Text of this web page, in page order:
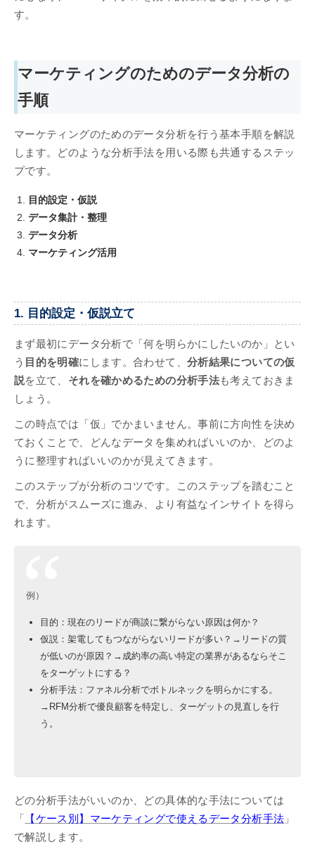
す。
マーケティングのためのデータ分析の
手順
マーケティングのためのデータ分析を行う基本手順を解説
します。どのような分析手法を用いる際も共通するステッ
プです。
目的設定・仮説
データ集計・整理
データ分析
マーケティング活用
1. 目的設定・仮説立て
まず最初にデータ分析で「何を明らかにしたいのか」とい
う 目的を明確にします。合わせて、 分析結果についての仮
説を立て、 それを確かめるための分析手法も考えておきま
しょう。
この時点では「仮」でかまいません。事前に方向性を決め
ておくことで、どんなデータを集めればいいのか、どのよ
うに整理すればいいのかが見えてきます。
このステップが分析のコツです。このステップを踏むこと
で、分析がスムーズに進み、より有益なインサイトを得ら
れます。
例）
目的：現在のリードが商談に繋がらない原因は何か？
仮説：架電してもつながらないリードが多い？→リードの質
が低いのが原因？→成約率の高い特定の業界があるならそこ
をターゲットにする？
分析手法：ファネル分析でボトルネックを明らかにする。
→RFM分析で優良顧客を特定し、ターゲットの見直しを行
う。
どの分析手法がいいのか、どの具体的な手法については
「
【ケース別】マーケティングで使えるデータ分析手法 」
で解説します。